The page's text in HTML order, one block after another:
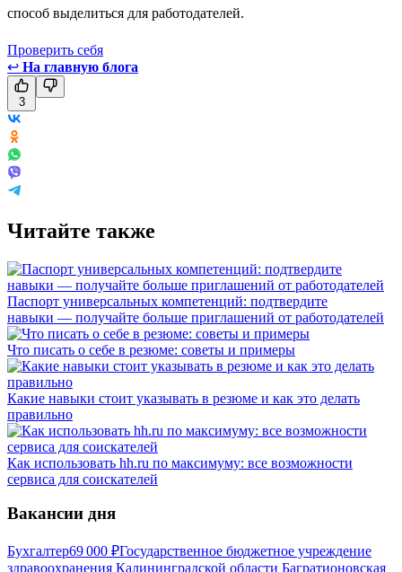
способ выделиться для работодателей.
Проверить себя
↩ На главную блога
3
Читайте также
Паспорт универсальных компетенций: подтвердите
навыки — получайте больше приглашений от работодателей
Что писать о себе в резюме: советы и примеры
Какие навыки стоит указывать в резюме и как это делать
правильно
Как использовать hh.ru по максимуму: все возможности
сервиса для соискателей
Вакансии дня
Бухгалтер69 000 ₽Государственное бюджетное учреждение
здравоохранения Калининградской области Багратионовская